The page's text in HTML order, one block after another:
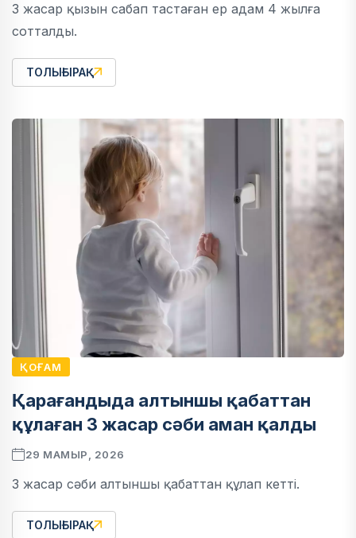
3 жасар қызын сабап тастаған ер адам 4 жылға
сотталды.
ТОЛЫҒЫРАҚ
ҚОҒАМ
Қарағандыда алтыншы қабаттан
құлаған 3 жасар сәби аман қалды
29 МАМЫР, 2026
3 жасар сәби алтыншы қабаттан құлап кетті.
ТОЛЫҒЫРАҚ